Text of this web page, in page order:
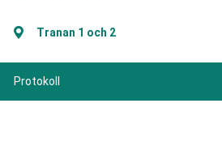
Tranan 1 och 2
Protokoll